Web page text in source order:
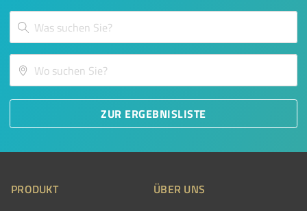
ZUR ERGEBNISLISTE
PRODUKT ÜBER UNS